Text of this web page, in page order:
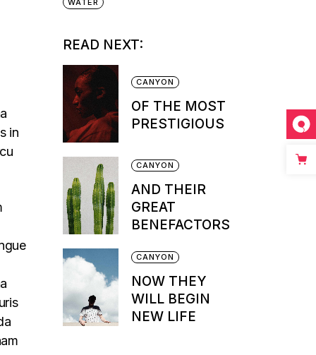
in
WATER
READ NEXT:
CANYON
OF THE MOST
PRESTIGIOUS
CANYON
AND THEIR
GREAT
BENEFACTORS
CANYON
NOW THEY
WILL BEGIN
NEW LIFE